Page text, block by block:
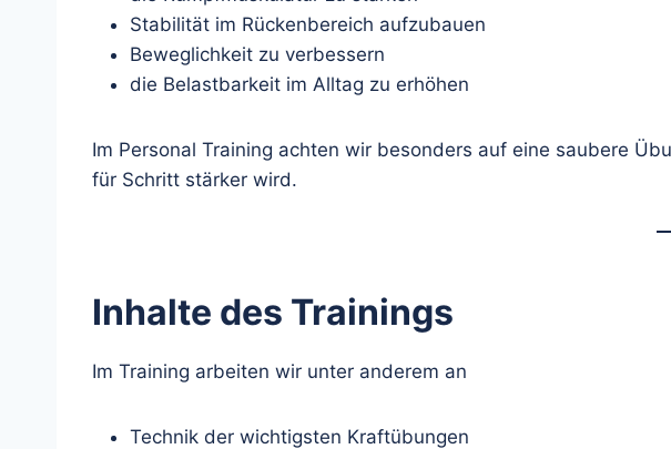
Stabilität im Rückenbereich aufzubauen
Beweglichkeit zu verbessern
die Belastbarkeit im Alltag zu erhöhen
Im Personal Training achten wir besonders auf eine saubere
für Schritt stärker wird.
Inhalte des Trainings
Im Training arbeiten wir unter anderem an
Technik der wichtigsten Kraftübungen